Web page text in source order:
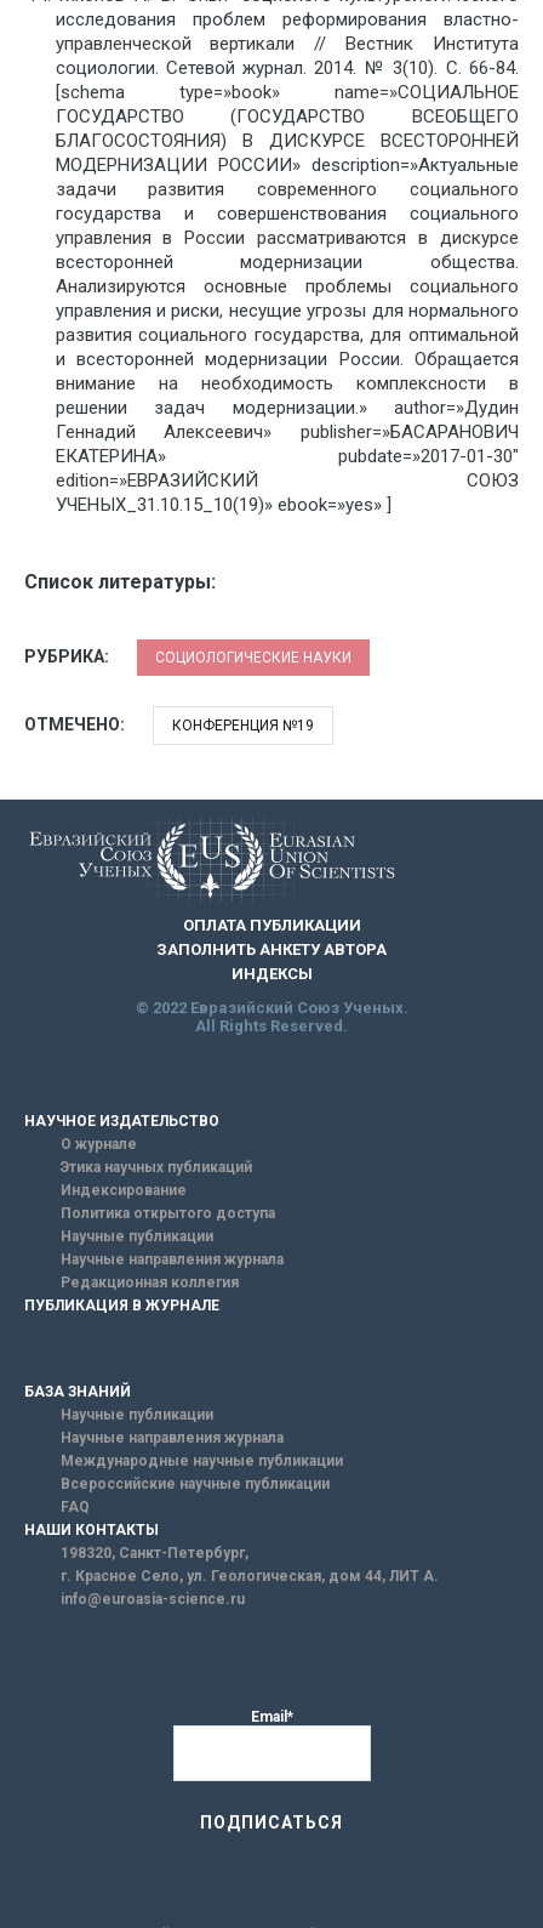
исследования проблем реформирования властно-
управленческой вертикали // Вестник Института
социологии. Сетевой журнал. 2014. № 3(10). С. 66-84.
[schema type=»book» name=»СОЦИАЛЬНОЕ
ГОСУДАРСТВО (ГОСУДАРСТВО ВСЕОБЩЕГО
БЛАГОСОСТОЯНИЯ) В ДИСКУРСЕ ВСЕСТОРОННЕЙ
МОДЕРНИЗАЦИИ РОССИИ» description=»Актуальные
задачи развития современного социального
государства и совершенствования социального
управления в России рассматриваются в дискурсе
всесторонней модернизации общества.
Анализируются основные проблемы социального
управления и риски, несущие угрозы для нормального
развития социального государства, для оптимальной
и всесторонней модернизации России. Обращается
внимание на необходимость комплексности в
решении задач модернизации.» author=»Дудин
Геннадий Алексеевич» publisher=»БАСАРАНОВИЧ
ЕКАТЕРИНА» pubdate=»2017-01-30″
edition=»ЕВРАЗИЙСКИЙ СОЮЗ
УЧЕНЫХ_31.10.15_10(19)» ebook=»yes» ]
Список литературы:
РУБРИКА: СОЦИОЛОГИЧЕСКИЕ НАУКИ
ОТМЕЧЕНО: КОНФЕРЕНЦИЯ №19
ОПЛАТА ПУБЛИКАЦИИ
ЗАПОЛНИТЬ АНКЕТУ АВТОРА
ИНДЕКСЫ
© 2022 Евразийский Союз Ученых.
All Rights Reserved.
НАУЧНОЕ ИЗДАТЕЛЬСТВО
О журнале
Этика научных публикаций
Индексирование
Политика открытого доступа
Научные публикации
Научные направления журнала
Редакционная коллегия
ПУБЛИКАЦИЯ В ЖУРНАЛЕ
БАЗА ЗНАНИЙ
Научные публикации
Научные направления журнала
Международные научные публикации
Всероссийские научные публикации
FAQ
НАШИ КОНТАКТЫ
198320, Санкт-Петербург,
г. Красное Село, ул. Геологическая, дом 44, ЛИТ А.
info@euroasia-science.ru
Email*